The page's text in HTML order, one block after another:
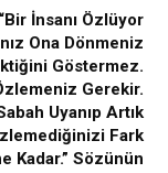
“Bir İnsanı Özlüyor
Ona Dönmeniz
Göstermez.
Gerekir.
Uyanıp Artık
Fark
Kadar.” Sözünün